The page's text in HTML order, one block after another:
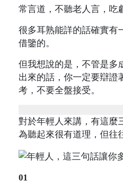
常言道，不聽老人言，吃
很多耳熟能詳的話確實有
借鑒的。
但我想說的是，不管是多
出來的話，你一定要辯證
考，不要全盤接受。
對於年輕人來講，有這麼
為聽起來很有道理，但往
01